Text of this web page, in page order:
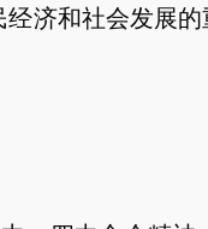
济和社会发展